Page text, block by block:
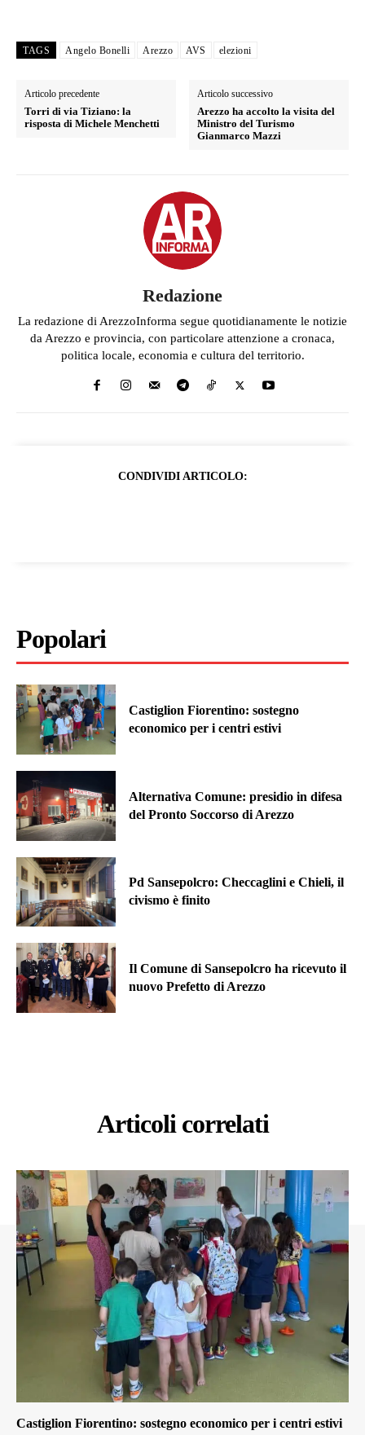
TAGS Angelo Bonelli Arezzo AVS elezioni
Articolo precedente
Torri di via Tiziano: la
risposta di Michele Menchetti
Articolo successivo
Arezzo ha accolto la visita del
Ministro del Turismo
Gianmarco Mazzi
Redazione
La redazione di ArezzoInforma segue quotidianamente le notizie
da Arezzo e provincia, con particolare attenzione a cronaca,
politica locale, economia e cultura del territorio.
CONDIVIDI ARTICOLO:
Popolari
Castiglion Fiorentino: sostegno
economico per i centri estivi
Alternativa Comune: presidio in difesa
del Pronto Soccorso di Arezzo
Pd Sansepolcro: Checcaglini e Chieli, il
civismo è finito
Il Comune di Sansepolcro ha ricevuto il
nuovo Prefetto di Arezzo
Articoli correlati
Castiglion Fiorentino: sostegno economico per i centri estivi